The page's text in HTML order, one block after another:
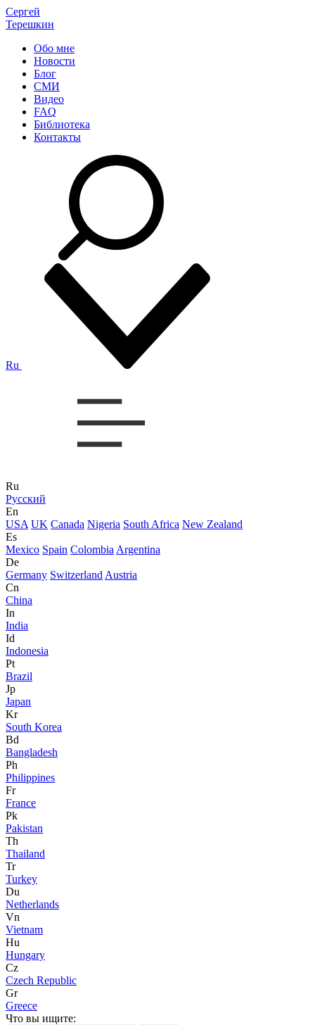
Сергей
Терешкин
Обо мне
Новости
Блог
СМИ
Видео
FAQ
Библиотека
Контакты
Ru
Ru
Русский
En
USA UK Canada Nigeria South Africa New Zealand
Es
Mexico Spain Colombia Argentina
De
Germany Switzerland Austria
Cn
China
In
India
Id
Indonesia
Pt
Brazil
Jp
Japan
Kr
South Korea
Bd
Bangladesh
Ph
Philippines
Fr
France
Pk
Pakistan
Th
Thailand
Tr
Turkey
Du
Netherlands
Vn
Vietnam
Hu
Hungary
Cz
Czech Republic
Gr
Greece
Что вы ищите: